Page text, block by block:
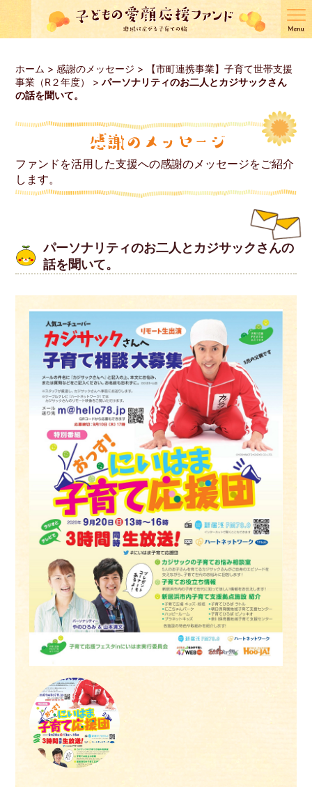
ホーム >感謝のメッセージ >
【市町連携事業】子育て世帯支援
事業（R２年度）
>パーソナリティのお二人とカジサックさん
の話を聞いて。
ファンドを活用した支援への感謝のメッセージをご紹介
します。
パーソナリティのお二人とカジサックさんの
話を聞いて。